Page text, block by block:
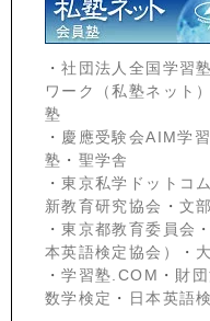
・社団法人全国学習
ワーク（私塾ネット）
塾
・ 慶應受験会AIM学
塾 ・ 聖学舎
・東京私学ドットコ
新教育研究協会 ・ 文
・東京都教育委員会 ・
本英語検定協会）
・
・学習塾.COM ・ 財
数学検定 ・ 日本英語